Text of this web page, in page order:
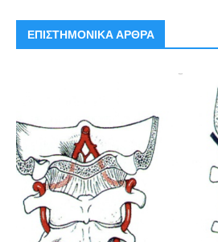
ΕΠΙΣΤΗΜΟΝΙΚΑ ΑΡΘΡΑ